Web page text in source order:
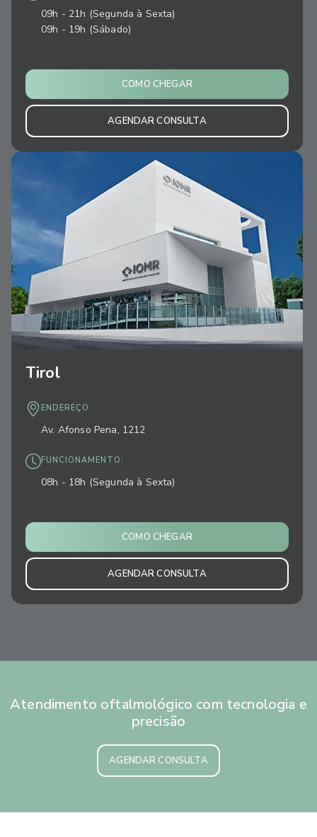
09h - 21h (Segunda à Sexta)
09h - 19h (Sábado)
COMO CHEGAR
AGENDAR CONSULTA
Tirol
ENDEREÇO:
Av. Afonso Pena, 1212
FUNCIONAMENTO:
08h - 18h (Segunda à Sexta)
COMO CHEGAR
AGENDAR CONSULTA
Atendimento oftalmológico com tecnologia e
precisão
AGENDAR CONSULTA